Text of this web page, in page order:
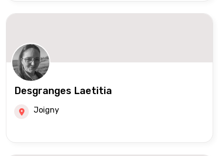
international) Validation du financement des
acquéreurs auprès de partenaires financiers
réseau Iad France et Iad Deutschland Inter agence
Desgranges Laetitia
Joigny